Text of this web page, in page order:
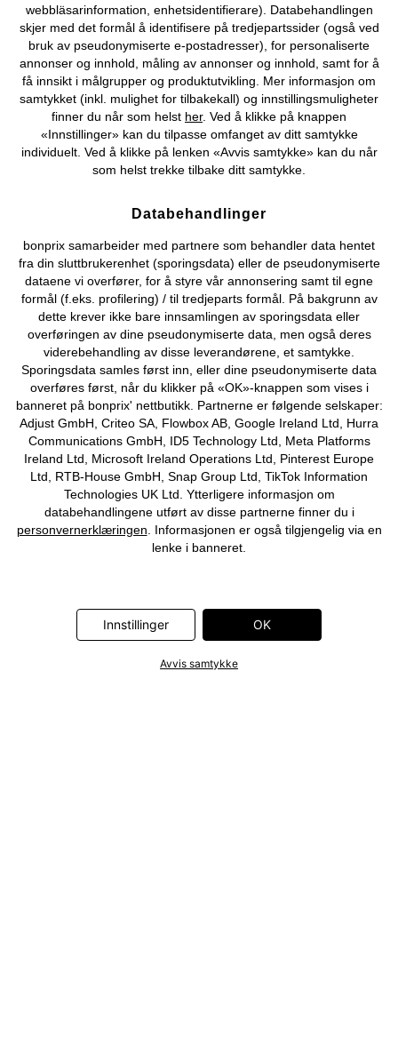
Selskapet
Topkategorier / Sesongvarer
Du kan også finne oss på
Cookie-innstillinger
Om Oss Angre kjøp
© 2026 bonprix.
webbläsarinformation, enhetsidentifierare). Databehandlingen
skjer med det formål å identifisere på tredjepartssider (også ved
bruk av pseudonymiserte e-postadresser), for personaliserte
annonser og innhold, måling av annonser og innhold, samt for å
få innsikt i målgrupper og produktutvikling. Mer informasjon om
samtykket (inkl. mulighet for tilbakekall) og innstillingsmuligheter
finner du når som helst her. Ved å klikke på knappen
«Innstillinger» kan du tilpasse omfanget av ditt samtykke
individuelt. Ved å klikke på lenken «Avvis samtykke» kan du når
som helst trekke tilbake ditt samtykke.
Databehandlinger
bonprix samarbeider med partnere som behandler data hentet
fra din sluttbrukerenhet (sporingsdata) eller de pseudonymiserte
dataene vi overfører, for å styre vår annonsering samt til egne
formål (f.eks. profilering) / til tredjeparts formål. På bakgrunn av
dette krever ikke bare innsamlingen av sporingsdata eller
overføringen av dine pseudonymiserte data, men også deres
viderebehandling av disse leverandørene, et samtykke.
Sporingsdata samles først inn, eller dine pseudonymiserte data
overføres først, når du klikker på «OK»-knappen som vises i
banneret på bonprix' nettbutikk. Partnerne er følgende selskaper:
Adjust GmbH, Criteo SA, Flowbox AB, Google Ireland Ltd, Hurra
Communications GmbH, ID5 Technology Ltd, Meta Platforms
Ireland Ltd, Microsoft Ireland Operations Ltd, Pinterest Europe
Ltd, RTB-House GmbH, Snap Group Ltd, TikTok Information
Technologies UK Ltd. Ytterligere informasjon om
databehandlingene utført av disse partnerne finner du i
personvernerklæringen . Informasjonen er også tilgjengelig via en
lenke i banneret.
Innstillinger OK
Avvis samtykke